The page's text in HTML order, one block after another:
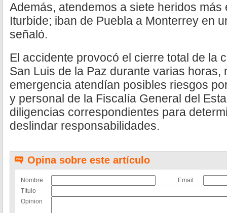
Además, atendemos a siete heridos
Iturbide; iban de Puebla a Monterrey en
señaló.
El accidente provocó el cierre total de la
San Luis de la Paz durante varias horas,
emergencia atendían posibles riesgos
y personal de la Fiscalía General del
diligencias correspondientes para
deslindar responsabilidades.
Opina sobre este artículo
Nombre
Email
Título
Opinion